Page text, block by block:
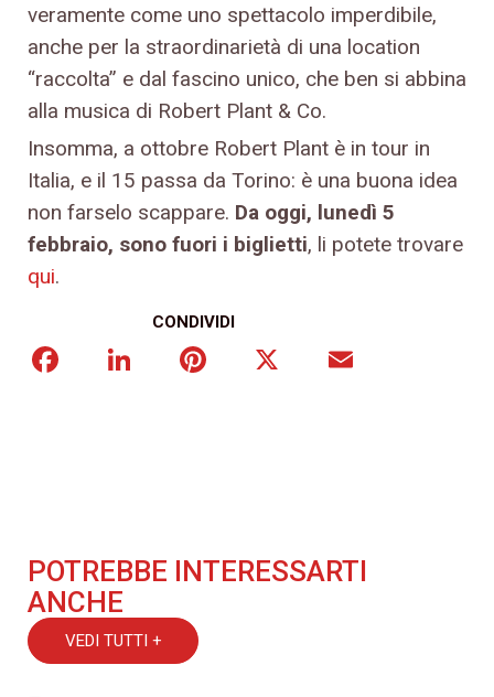
CONDIVIDI
FacebookLinkedInPinterest
veramente come uno spettacolo imperdibile,
anche per la straordinarietà di una location
“raccolta” e dal fascino unico, che ben si abbina
alla musica di Robert Plant & Co.
Insomma, a ottobre Robert Plant è in tour in
Italia, e il 15 passa da Torino: è una buona idea
non farselo scappare. Da oggi, lunedì 5
febbraio, sono fuori i biglietti, li potete trovare
qui.
POTREBBE INTERESSARTI
ANCHE
VEDI TUTTI +